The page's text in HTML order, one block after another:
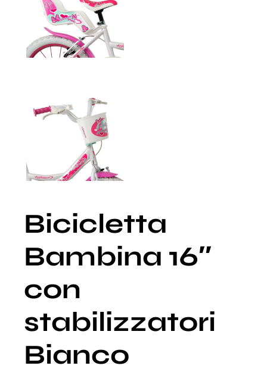
Bicicletta
Bambina 16″
con
stabilizzatori
Bianco